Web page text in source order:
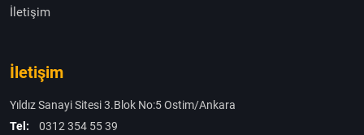
İletişim
İletişim
Yıldız Sanayi Sitesi 3.Blok No:5 Ostim/Ankara
Tel:
0312 354 55 39